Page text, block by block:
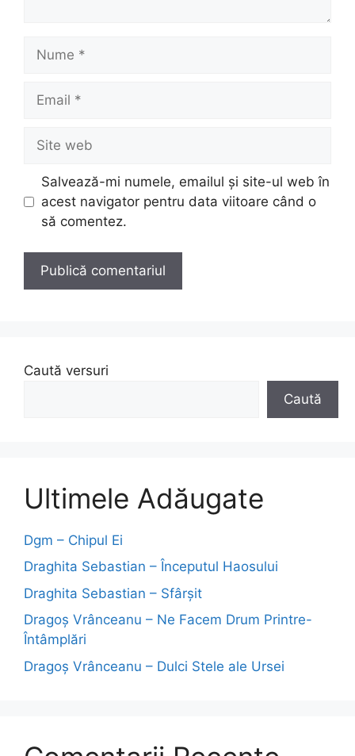
Nume
Email
Site
web
Salvează-mi numele, emailul și site-ul web în
acest navigator pentru data viitoare când o
să comentez.
Caută versuri
Caută
Ultimele Adăugate
Dgm – Chipul Ei
Draghita Sebastian – Începutul Haosului
Draghita Sebastian – Sfârșit
Dragoş Vrânceanu – Ne Facem Drum Printre-
Întâmplări
Dragoş Vrânceanu – Dulci Stele ale Ursei